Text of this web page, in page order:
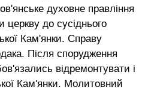
духовне правління
церкву до сусіднього
Кам'янки. Справу
Після спорудження
відремонтувати і
Кам'янки. Молитовний